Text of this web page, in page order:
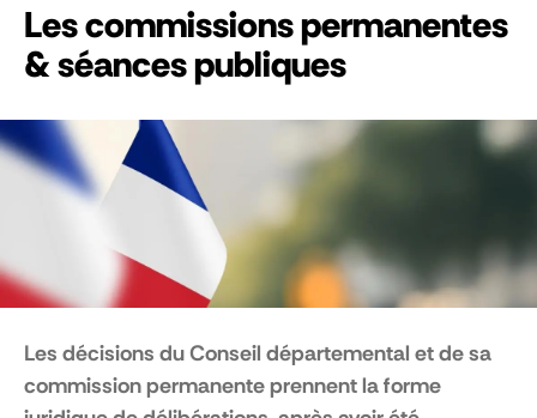
Les commissions permanentes
& séances publiques
Les décisions du Conseil départemental et de sa
commission permanente prennent la forme